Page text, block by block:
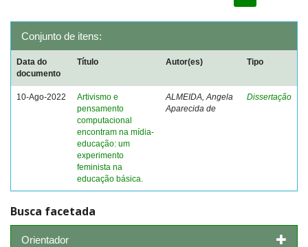
Conjunto de itens:
Data do
documento
Título Autor(es) Tipo
10-Ago-2022
Artivismo e
pensamento
computacional
encontram na mídia-
educação: um
experimento
feminista na
educação básica.
ALMEIDA, Angela
Aparecida de
Dissertação
Busca facetada
Orientador